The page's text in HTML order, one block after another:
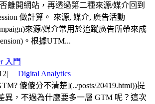
離開網站，再透過第二種來源/媒介回到
做計算。 來源, 媒介, 廣告活動
來源/媒介常用於追蹤廣告所帶來成
。根據UTM...
入門
|
Digital Analytics
傻傻分不清楚](../posts/20419.html))提
異，不過為什麼要多一層 GTM 呢？這次